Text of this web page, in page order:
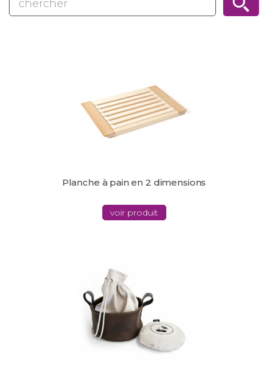
Planche à pain en 2 dimensions
voir produit